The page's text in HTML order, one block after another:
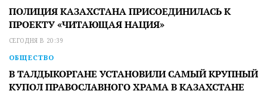
ПОЛИЦИЯ КАЗАХСТАНА ПРИСОЕДИНИЛАСЬ К
ПРОЕКТУ «ЧИТАЮЩАЯ НАЦИЯ»
СЕГОДНЯ В 20:39
ОБЩЕСТВО
В ТАЛДЫКОРГАНЕ УСТАНОВИЛИ САМЫЙ КРУПНЫЙ
КУПОЛ ПРАВОСЛАВНОГО ХРАМА В КАЗАХСТАНЕ